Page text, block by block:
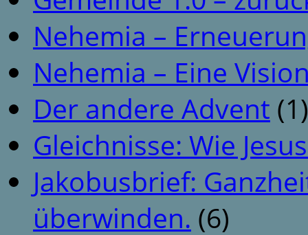
Nehemia –
Nehemia – Eine
Der andere Advent (1)
Gleichnisse: Wie
Jakobusbrief:
überwinden. (6)